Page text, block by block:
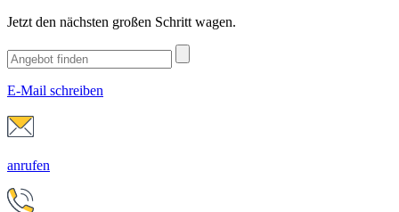
Jetzt den nächsten großen Schritt wagen.
E-Mail schreiben
anrufen